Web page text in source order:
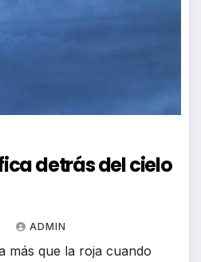
detrás del cielo
ADMIN
más que la roja cuando